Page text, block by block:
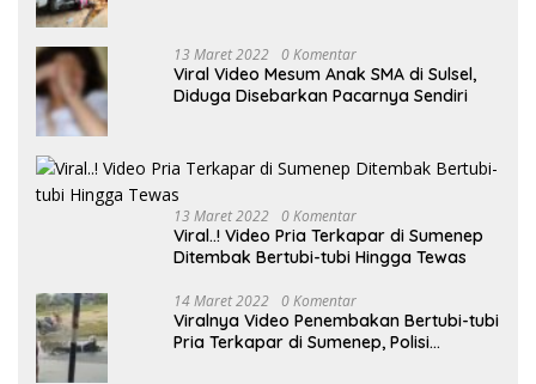
13 Maret 2022 0 Komentar
Viral Video Mesum Anak SMA di Sulsel,
Diduga Disebarkan Pacarnya Sendiri
13 Maret 2022 0 Komentar
Viral..! Video Pria Terkapar di Sumenep
Ditembak Bertubi-tubi Hingga Tewas
14 Maret 2022 0 Komentar
Viralnya Video Penembakan Bertubi-tubi
Pria Terkapar di Sumenep, Polisi